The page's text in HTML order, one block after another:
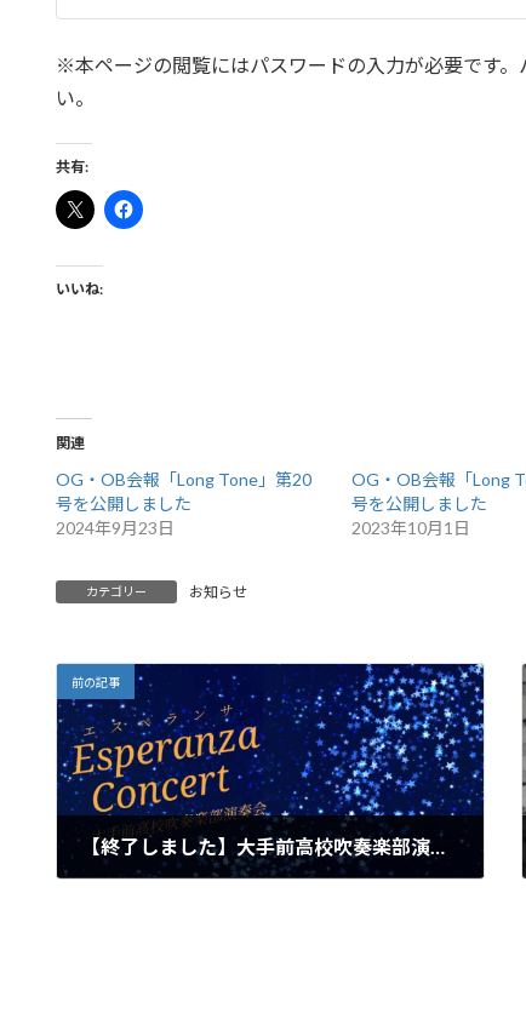
※本ページの閲覧にはパスワードの入力が必要です
い。
共有:
いいね:
関連
OG・OB会報「Long Tone」第20
号を公開しました
2024年9月23日
OG・OB会報「Long
号を公開しました
2023年10月1日
カテゴリー お知らせ
前の記事
【終了しました】大手前高校吹奏楽部演奏会 エスペランサコンサートのご案内